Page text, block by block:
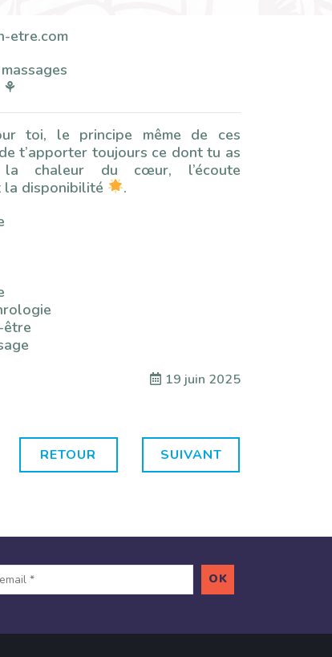
etre.com
⚘️
toi, le principe même de ces
t’apporter toujours ce dont tu as
la chaleur du cœur, l’écoute
la disponibilité
.
être
19 juin 2025
RETOUR SUIVANT